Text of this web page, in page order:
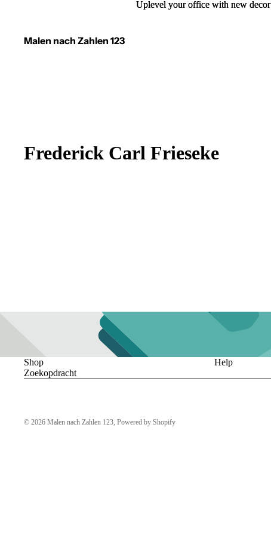
Uplevel your office with new decor
Uplevel your office with new decor
Malen nach Zahlen 123
Frederick Carl Frieseke
Shop
Zoekopdracht
Help
© 2026 Malen nach Zahlen 123, Powered by Shopify